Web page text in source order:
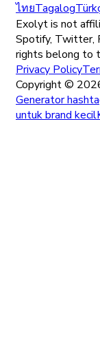
ไทยTagalog
Exolyt is not
Spotify, Twitter,
rights belong to
Privacy Policy
Copyright ©
Generator
untuk brand kecil